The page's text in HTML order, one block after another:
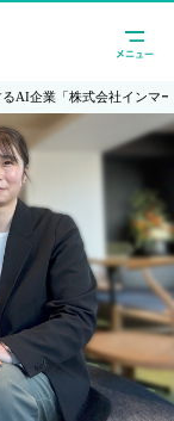
AI企業「株式会社インマ